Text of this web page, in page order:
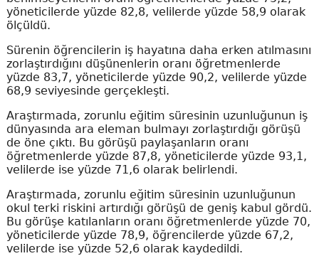
yöneticilerde yüzde 82,8, velilerde yüzde 58,9 olarak
ölçüldü.
Sürenin öğrencilerin iş hayatına daha erken atılmasını
zorlaştırdığını düşünenlerin oranı öğretmenlerde
yüzde 83,7, yöneticilerde yüzde 90,2, velilerde yüzde
68,9 seviyesinde gerçekleşti.
Araştırmada, zorunlu eğitim süresinin uzunluğunun iş
dünyasında ara eleman bulmayı zorlaştırdığı görüşü
de öne çıktı. Bu görüşü paylaşanların oranı
öğretmenlerde yüzde 87,8, yöneticilerde yüzde 93,1,
velilerde ise yüzde 71,6 olarak belirlendi.
Araştırmada, zorunlu eğitim süresinin uzunluğunun
okul terki riskini artırdığı görüşü de geniş kabul gördü.
Bu görüşe katılanların oranı öğretmenlerde yüzde 70,
yöneticilerde yüzde 78,9, öğrencilerde yüzde 67,2,
velilerde ise yüzde 52,6 olarak kaydedildi.